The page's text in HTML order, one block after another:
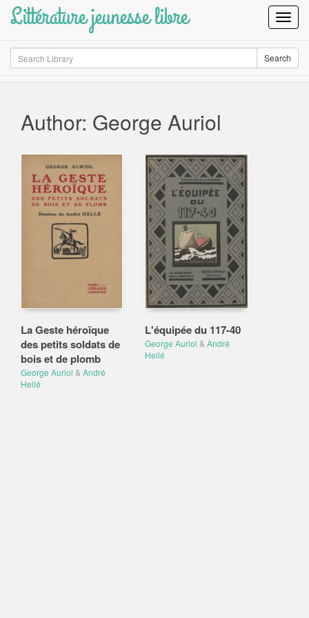
Littérature jeunesse libre
Search Search
Author: George Auriol
La Geste héroïque
des petits soldats de
bois et de plomb
George Auriol & André
Hellé
L'équipée du 117-40
George Auriol & André
Hellé